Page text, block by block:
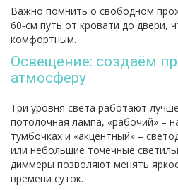
Важно помнить о свободном
60‑см путь от кровати до
комфортным.
Освещение: создаём
атмосферу
Три уровня света работают
потолочная лампа, «рабочий» –
тумбочках и «акцентный» –
или небольшие точечные
диммеры позволяют менять
времени суток.